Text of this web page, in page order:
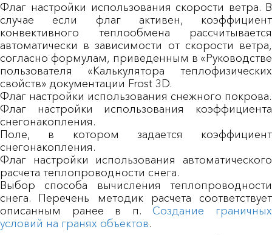
Флаг настройки использования скорости ветра. В
случае если флаг активен, коэффициент
конвективного теплообмена рассчитывается
автоматически в зависимости от скорости ветра,
согласно формулам, приведенным в «Руководстве
пользователя «Калькулятора теплофизических
свойств» документации Frost 3D.
Флаг настройки использования снежного покрова.
Флаг настройки использования коэффициента
снегонакопления.
Поле, в котором задается коэффициент
снегонакопления.
Флаг настройки использования автоматического
расчета теплопроводности снега.
Выбор способа вычисления теплопроводности
снега. Перечень методик расчета соответствует
описанным ранее в п. Создание граничных
условий на гранях объектов.